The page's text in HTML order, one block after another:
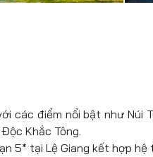
các điểm nổi bật như Núi
Khắc Tông.
5* tại Lệ Giang kết hợp hệ